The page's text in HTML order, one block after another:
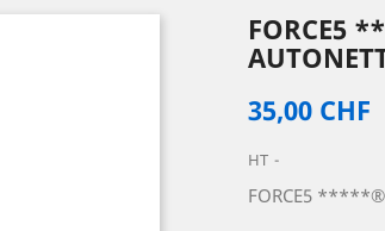
FORCE5
35,00 CHF
HT
FORCE5